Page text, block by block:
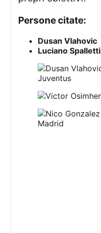
Persone citate:
Dusan Vlahovic
Luciano Spalletti